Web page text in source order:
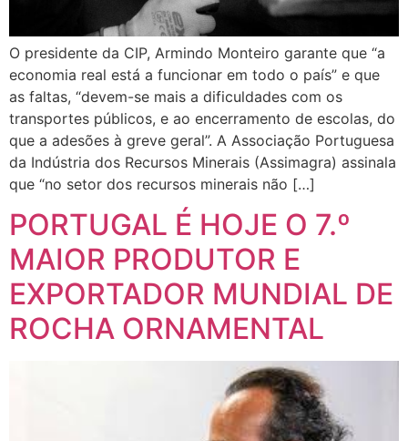
O presidente da CIP, Armindo Monteiro garante que “a
economia real está a funcionar em todo o país” e que
as faltas, “devem-se mais a dificuldades com os
transportes públicos, e ao encerramento de escolas, do
que a adesões à greve geral”. A Associação Portuguesa
da Indústria dos Recursos Minerais (Assimagra) assinala
que “no setor dos recursos minerais não […]
PORTUGAL É HOJE O 7.º
MAIOR PRODUTOR E
EXPORTADOR MUNDIAL DE
ROCHA ORNAMENTAL